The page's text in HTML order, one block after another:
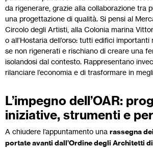
da rigenerare, grazie alla collaborazione tra
una progettazione di qualità. Si pensi al
Circolo degli Artisti, alla Colonia marina
o all’Hostaria dell’orso: tutti edifici
se non rigenerati e rischiano di creare una
isolandosi dal contesto. Rappresentano
rilanciare l’economia e di trasformare in
L’impegno dell’OAR:
iniziative, strumenti e
A chiudere l’appuntamento una rassegna
portate avanti dall’Ordine degli Architetti